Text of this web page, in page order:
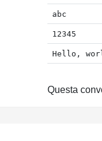
abc
12345
Hello,
Questa